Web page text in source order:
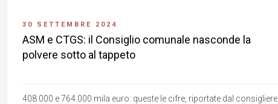
30 SETTEMBRE 2024
ASM e CTGS: il Consiglio comunale nasconde la
polvere sotto al tappeto
408.000 e 764.000 mila euro: queste le cifre, riportate dal consigliere